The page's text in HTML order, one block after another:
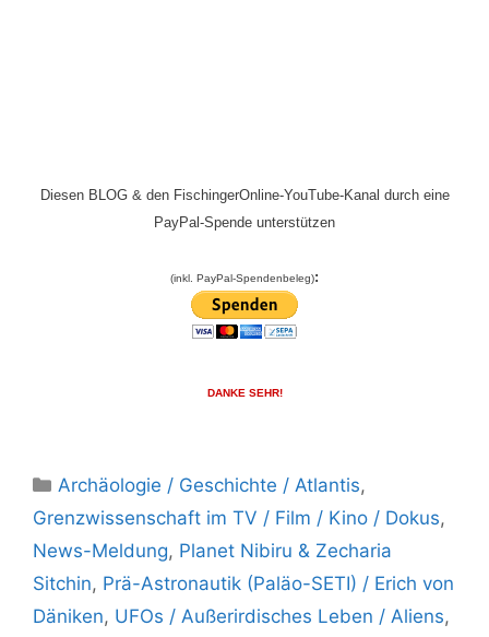
Diesen BLOG & den FischingerOnline-YouTube-Kanal durch eine
PayPal-Spende unterstützen
(inkl. PayPal-Spendenbeleg):
DANKE SEHR!
Kategorien
Archäologie / Geschichte / Atlantis,
Grenzwissenschaft im TV / Film / Kino / Dokus,
News-Meldung, Planet Nibiru & Zecharia
Sitchin, Prä-Astronautik (Paläo-SETI) / Erich von
Däniken, UFOs / Außerirdisches Leben / Aliens,